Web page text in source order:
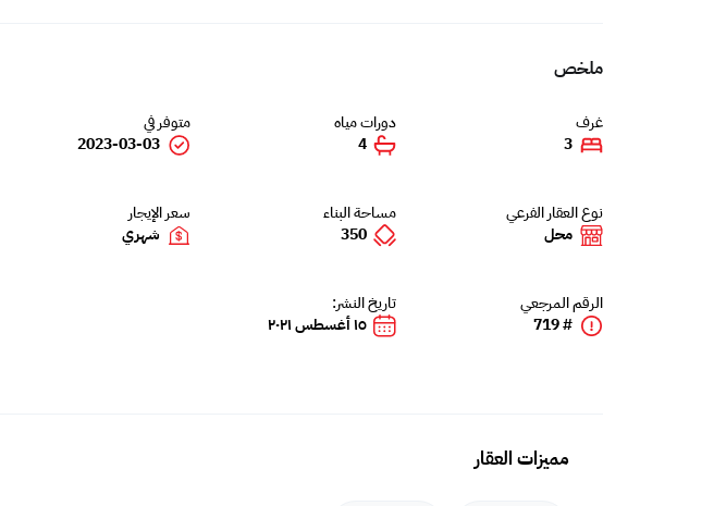
ملخص
غرف
3
دورات مياه
4
متوفر في
2023-03-03
نوع العقار الفرعي
محل
مساحة البناء
350
سعر الإيجار
شهري
الرقم المرجعي
# 719
تاريخ النشر:
١٥ أغسطس ٢٠٢١
مميزات العقار